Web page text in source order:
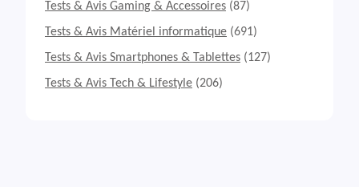
Tests & Avis Gaming & Accessoires (87)
Tests & Avis Matériel informatique (691)
Tests & Avis Smartphones & Tablettes (127)
Tests & Avis Tech & Lifestyle (206)